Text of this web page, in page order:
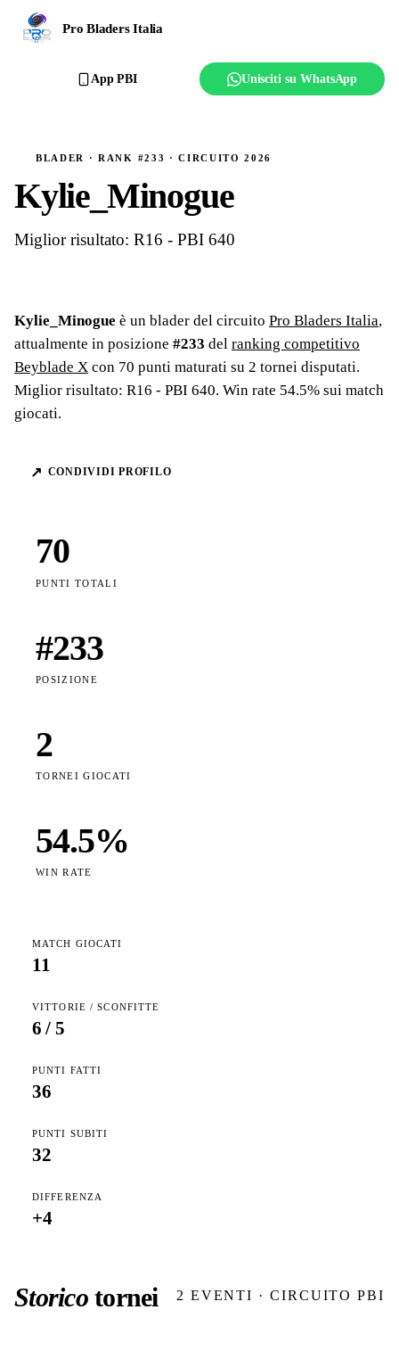
Pro Bladers Italia
Ranking
Regolamento
Affilia il club
App PBI Unisciti su WhatsApp
BLADER · RANK #233 · CIRCUITO 2026
Kylie_Minogue
Miglior risultato: R16 - PBI 640
Kylie_Minogue è un blader del circuito Pro Bladers Italia,
attualmente in posizione #233 del ranking competitivo
Beyblade X con 70 punti maturati su 2 tornei disputati.
Miglior risultato: R16 - PBI 640. Win rate 54.5% sui match
giocati.
↗ CONDIVIDI PROFILO
70
PUNTI TOTALI
#233
POSIZIONE
2
TORNEI GIOCATI
54.5%
WIN RATE
MATCH GIOCATI
11
VITTORIE / SCONFITTE
6 / 5
PUNTI FATTI
36
PUNTI SUBITI
32
DIFFERENZA
+4
Storicotornei 2 EVENTI · CIRCUITO PBI